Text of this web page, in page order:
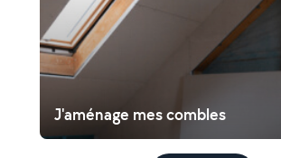
J'aménage mes combles